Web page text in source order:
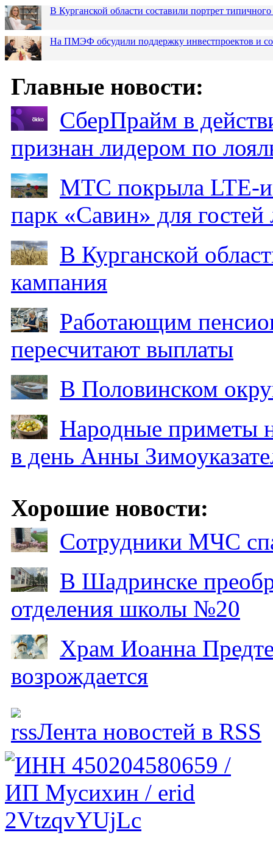
В Курганской области составили портрет
На ПМЭФ обсудили поддержку инвестпроектов и
Главные новости:
СберПрайм в
признан лидером по
МТС покрыла LTE-
парк «Савин» для гостей
В Курганской
кампания
Работающим
пересчитают выплаты
В Половинском
Народные приметы
в день Анны
Хорошие новости:
Сотрудники МЧС
В Шадринске
отделения школы №20
Храм Иоанна
возрождается
Лента новостей в RSS